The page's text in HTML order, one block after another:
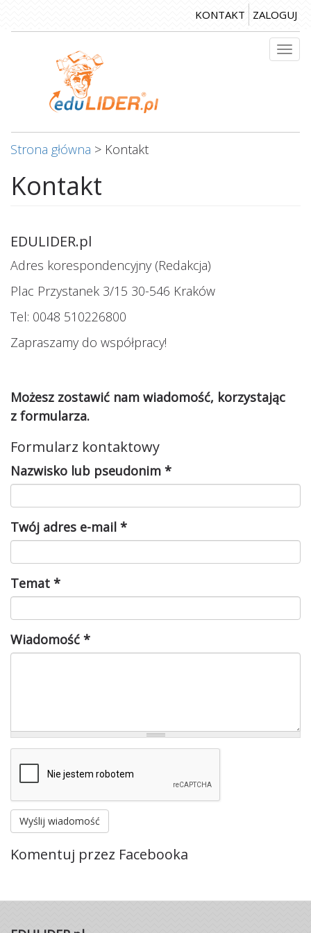
do
KONTAKT ZALOGUJ
Strona główna > Kontakt
Kontakt
EDULIDER.pl
Adres korespondencyjny (Redakcja)
Plac Przystanek 3/15 30-546 Kraków
Tel: 0048 510226800
Zapraszamy do współpracy!
Możesz zostawić nam wiadomość, korzystając
z formularza.
Formularz kontaktowy
Nazwisko lub pseudonim *
Twój adres e-mail *
Temat *
Wiadomość *
Wyślij wiadomość
Komentuj przez Facebooka